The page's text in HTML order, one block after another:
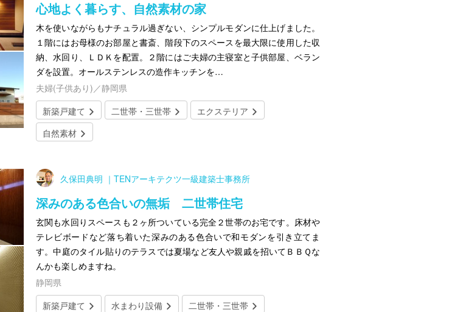
心地よく暮らす、自然素材の家
木を使いながらもナチュラル過ぎない、シンプルモダンに仕上げました。
１階にはお母様のお部屋と書斎、階段下のスペースを最大限に使用した収
納、水回り、ＬＤＫを配置。２階にはご夫婦の主寝室と子供部屋、ベラン
ダを設置。オールステンレスの造作キッチンを…
夫婦(子供あり)／静岡県
新築戸建て
二世帯・三世帯
エクステリア
自然素材
久保田典明 ｜TENアーキテクツ一級建築士事務所
深みのある色合いの無垢 二世帯住宅
玄関も水回りスペースも２ヶ所ついている完全２世帯のお宅です。床材や
テレビボードなど落ち着いた深みのある色合いで和モダンを引き立てま
す。中庭のタイル貼りのテラスでは夏場など友人や親戚を招いてＢＢＱな
んかも楽しめますね。
静岡県
新築戸建て
水まわり設備
二世帯・三世帯